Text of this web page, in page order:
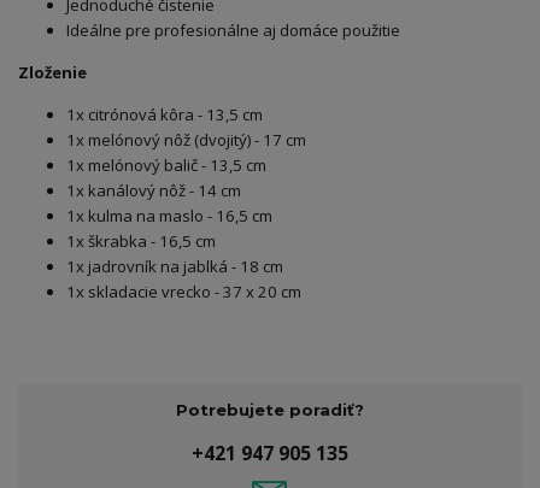
Jednoduché čistenie
Ideálne pre profesionálne aj domáce použitie
Zloženie
1x citrónová kôra - 13,5 cm
1x melónový nôž (dvojitý) - 17 cm
1x melónový balič - 13,5 cm
1x kanálový nôž - 14 cm
1x kulma na maslo - 16,5 cm
1x škrabka - 16,5 cm
1x jadrovník na jablká - 18 cm
1x skladacie vrecko - 37 x 20 cm
Potrebujete poradiť?
+421 947 905 135